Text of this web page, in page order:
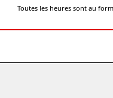
Toutes les heures sont au